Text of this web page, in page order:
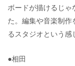
ボードが描けるじゃ
た。編集や音楽制
るスタジオという感
●相田